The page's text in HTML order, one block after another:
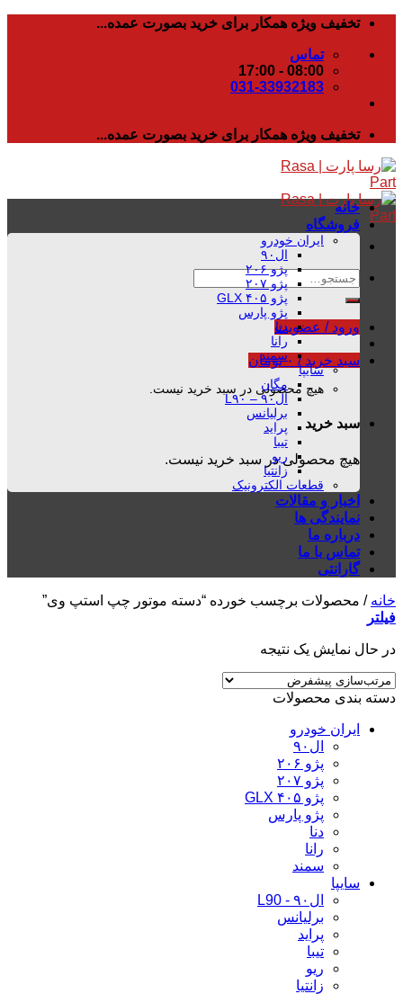
رفتن
محتوا
تخفیف ویژه همکار برای خرید بصورت عمده...
تماس
08:00 - 17:00
031-33932183
تخفیف ویژه همکار برای خرید بصورت عمده...
جستجو
ورود / عضویت
سبد خرید / ۰ تومان
هیچ محصولی در سبد خرید نیست.
سبد خرید
هیچ محصولی در سبد خرید نیست.
خانه
فروشگاه
ایران خودرو
ال۹۰
پژو ۲۰۶
پژو ۲۰۷
پژو ۴۰۵ GLX
پژو پارس
دنا
رانا
سمند
سایپا
مگان
ال۹۰ – L۹۰
برلیانس
پراید
تیبا
ریو
زانتیا
قطعات الکترونیک
اخبار و مقالات
نمایندگی ها
درباره ما
تماس با ما
گارانتی
خانه / محصولات برچسب خورده “دسته موتور چپ استپ وی”
فیلتر
در حال نمایش یک نتیجه
دسته بندی محصولات
ایران خودرو
ال۹۰
پژو ۲۰۶
پژو ۲۰۷
پژو ۴۰۵ GLX
پژو پارس
دنا
رانا
سمند
سایپا
ال۹۰ - L90
برلیانس
پراید
تیبا
ریو
زانتیا